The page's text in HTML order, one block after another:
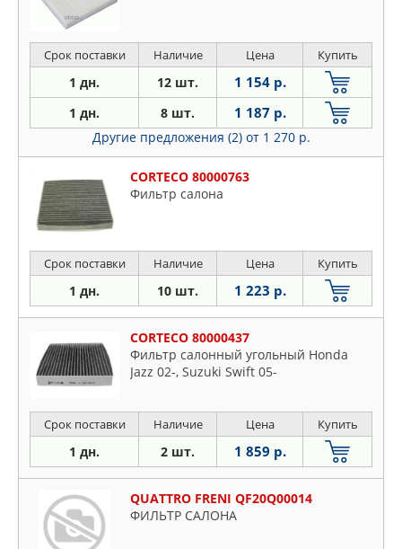
Срок поставки Наличие Цена Купить
1 дн. 12 шт. 1 154 р.
1 дн. 8 шт. 1 187 р.
Другие предложения (2) от 1 270 р.
CORTECO 80000763
Фильтр салона
Срок поставки Наличие Цена Купить
1 дн. 10 шт. 1 223 р.
CORTECO 80000437
Фильтр салонный угольный Honda
Jazz 02-, Suzuki Swift 05-
Срок поставки Наличие Цена Купить
1 дн. 2 шт. 1 859 р.
QUATTRO FRENI QF20Q00014
ФИЛЬТР САЛОНА